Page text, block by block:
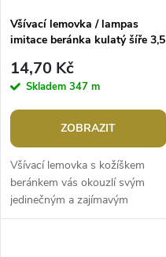
Všívací lemovka / lampas
imitace beránka kulatý šíře 3,5
14,70 Kč
Skladem 347 m
ZOBRAZIT
Všívací lemovka s kožíškem
beránkem vás okouzlí svým
jedinečným a zajímavým
vzhledem. Na boku má textilní